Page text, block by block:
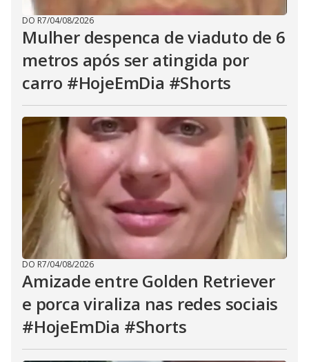
DO R7/04/08/2026
Mulher despenca de viaduto de 6
metros após ser atingida por
carro #HojeEmDia #Shorts
DO R7/04/08/2026
Amizade entre Golden Retriever
e porca viraliza nas redes sociais
#HojeEmDia #Shorts